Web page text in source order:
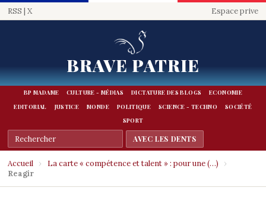
RSS | X Espace prive
BRAVE PATRIE
BP MADAME CULTURE - MÉDIAS DICTATURE DES BLOGS
ECONOMIE
EDITORIAL
JUSTICE MONDE POLITIQUE SCIENCE - TECHNO
SOCIÉTÉ
SPORT
Accueil › La carte « compétence et talent » : pour une (…)
›
Reagir